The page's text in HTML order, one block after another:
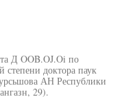
Д OOB.OJ.Oi по
степени доктора паук
АН Республики
29).